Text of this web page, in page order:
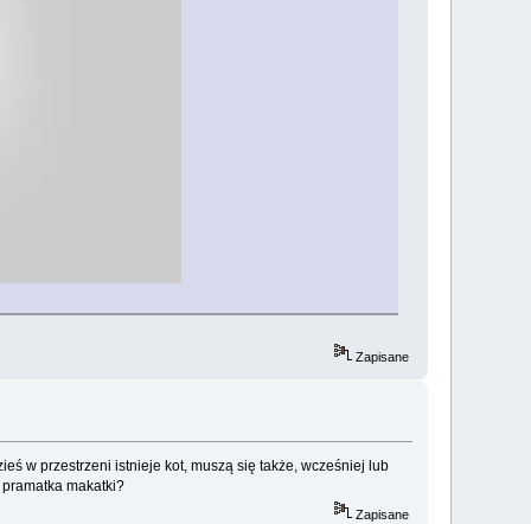
Zapisane
w przestrzeni istnieje kot, muszą się także, wcześniej lub
makatki?
Zapisane